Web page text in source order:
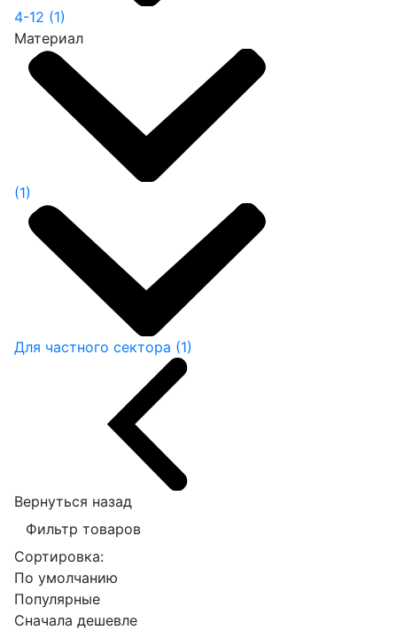
4-12 (1)
Материал
(1)
Для частного сектора (1)
Вернуться назад
Фильтр товаров
Сортировка:
По умолчанию
Популярные
Сначала дешевле